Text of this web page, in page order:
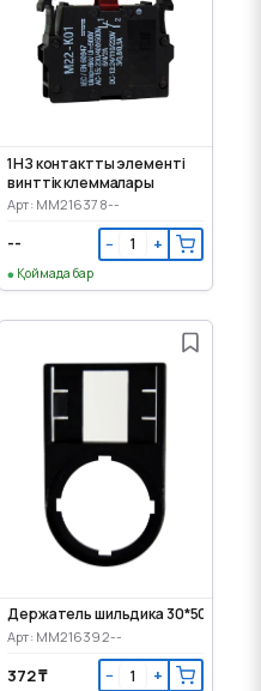
клеммы
1НЗ контактты элементі
винттік клеммалары
Арт: MM216378--
-- − +
Қоймада бар
клеммы
Держатель шильдика 30*50мм,
Арт: MM216392--
372 ₸ − +